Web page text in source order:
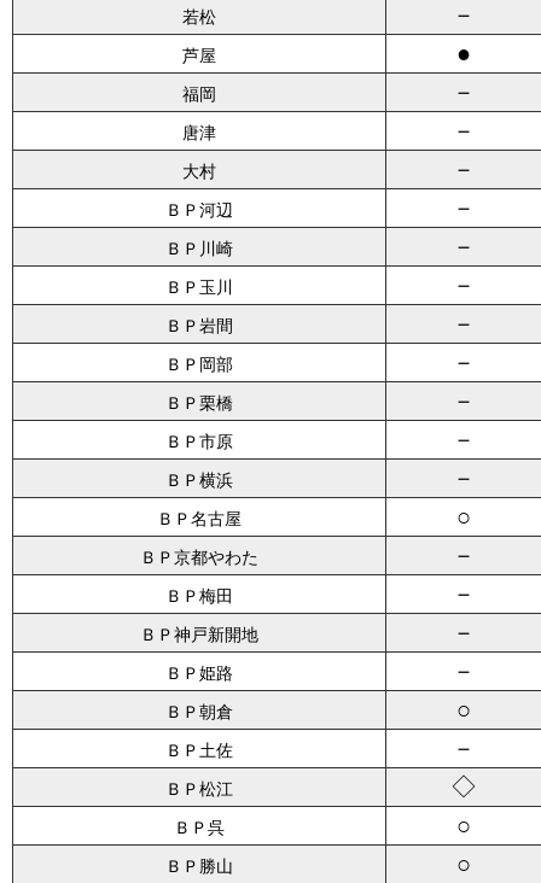
若松 －
芦屋 ●
福岡 －
唐津 －
大村 －
ＢＰ河辺 －
ＢＰ川崎 －
ＢＰ玉川 －
ＢＰ岩間 －
ＢＰ岡部 －
ＢＰ栗橋 －
ＢＰ市原 －
ＢＰ横浜 －
ＢＰ名古屋 ○
ＢＰ京都やわた －
ＢＰ梅田 －
ＢＰ神戸新開地 －
ＢＰ姫路 －
ＢＰ朝倉 ○
ＢＰ土佐 －
ＢＰ松江 ◇
ＢＰ呉 ○
ＢＰ勝山 ○